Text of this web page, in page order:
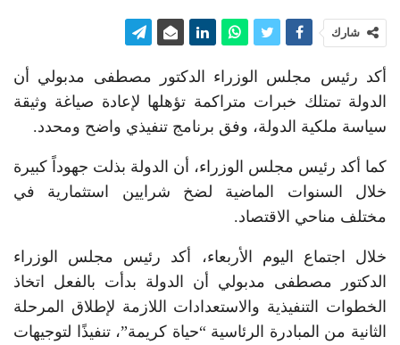
شارك
أكد رئيس مجلس الوزراء الدكتور مصطفى مدبولي أن
الدولة تمتلك خبرات متراكمة تؤهلها لإعادة صياغة وثيقة
سياسة ملكية الدولة، وفق برنامج تنفيذي واضح ومحدد.
كما أكد رئيس مجلس الوزراء، أن الدولة بذلت جهوداً كبيرة
خلال السنوات الماضية لضخ شرايين استثمارية في
مختلف مناحي الاقتصاد.
خلال اجتماع اليوم الأربعاء، أكد رئيس مجلس الوزراء
الدكتور مصطفى مدبولي أن الدولة بدأت بالفعل اتخاذ
الخطوات التنفيذية والاستعدادات اللازمة لإطلاق المرحلة
الثانية من المبادرة الرئاسية “حياة كريمة”، تنفيذًا لتوجيهات